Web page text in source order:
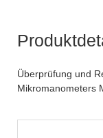
Überprüfung und
Mikromanometers